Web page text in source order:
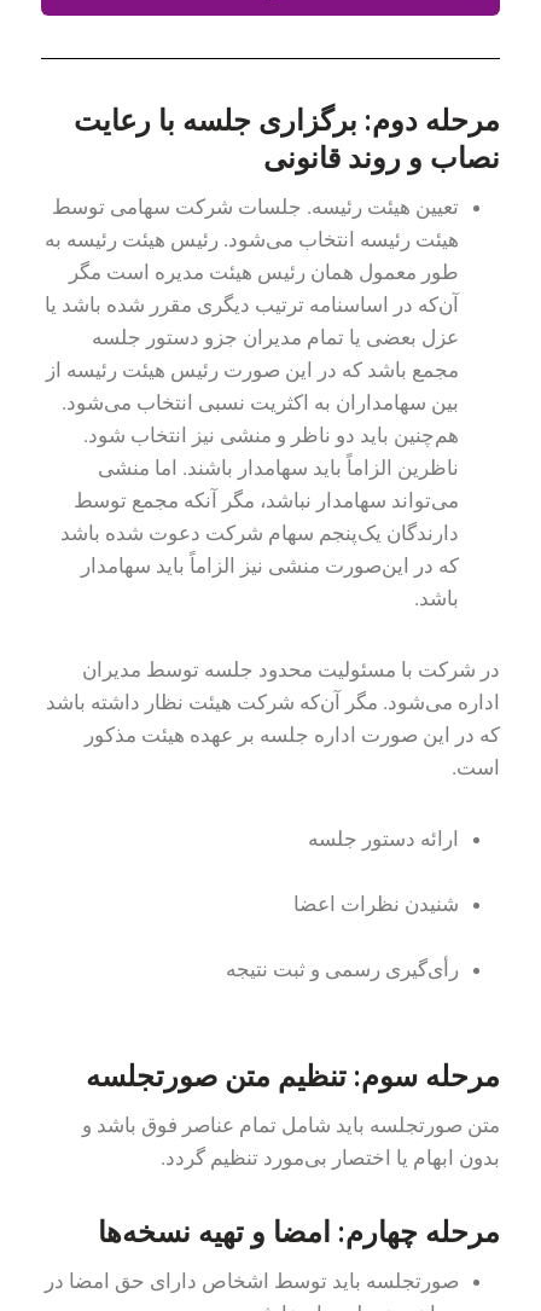
مرحله دوم: برگزاری جلسه با رعایت
نصاب و روند قانونی
تعیین هیئت رئیسه. جلسات شرکت سهامی توسط
هیئت رئیسه انتخاب می‌شود. رئیس هیئت رئیسه به
طور معمول همان رئیس هیئت مدیره است مگر
آن‌که در اساسنامه ترتیب دیگری مقرر شده باشد یا
عزل بعضی یا تمام مدیران جزو دستور جلسه
مجمع باشد که در این صورت رئیس هیئت رئیسه از
بین سهامداران به اکثریت نسبی انتخاب می‌شود.
هم‌چنین باید دو ناظر و منشی نیز انتخاب شود.
ناظرین الزاماً باید سهامدار باشند. اما منشی
می‌تواند سهامدار نباشد، مگر آنکه مجمع توسط
دارندگان یک‌پنجم سهام شرکت دعوت شده باشد
که در این‌صورت منشی نیز الزاماً باید سهامدار
باشد.
در شرکت با مسئولیت محدود جلسه توسط مدیران
اداره می‌شود. مگر آن‌که شرکت هیئت نظار داشته باشد
که در این صورت اداره جلسه بر عهده هیئت مذکور
است.
ارائه دستور جلسه
شنیدن نظرات اعضا
رأی‌گیری رسمی و ثبت نتیجه
مرحله سوم: تنظیم متن صورتجلسه
متن صورتجلسه باید شامل تمام عناصر فوق باشد و
بدون ابهام یا اختصار بی‌مورد تنظیم گردد.
مرحله چهارم: امضا و تهیه نسخه‌ها
صورتجلسه باید توسط اشخاص دارای حق امضا در